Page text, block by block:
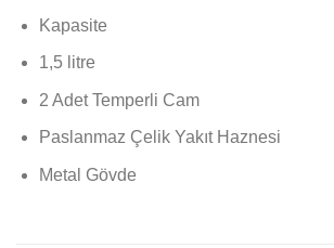
Kapasite
1,5 litre
2 Adet Temperli Cam
Paslanmaz Çelik Yakıt Haznesi
Metal Gövde